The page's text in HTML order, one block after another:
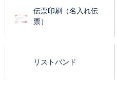
伝票印刷（名入れ伝
票）
リストバンド